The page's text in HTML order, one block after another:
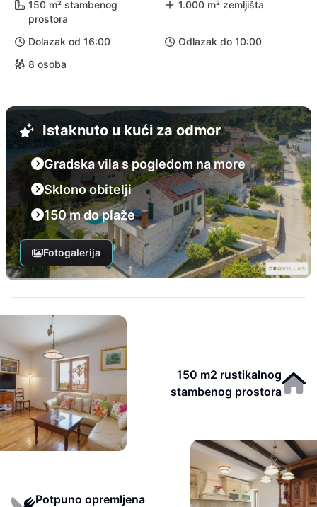
150 m² stambenog
prostora
1.000 m² zemljišta
Dolazak od 16:00
Odlazak do 10:00
8 osoba
Istaknuto u kući za odmor
Gradska vila s pogledom na more
Sklono obitelji
150 m do plaže
Fotogalerija
150 m2 rustikalnog
stambenog prostora
Potpuno opremljena